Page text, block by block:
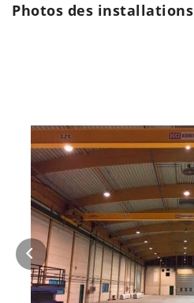
Photos des installations